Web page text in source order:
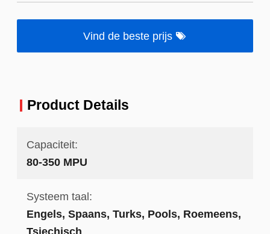
Vind de beste prijs
Product Details
Capaciteit:
80-350 MPU
Systeem taal:
Engels, Spaans, Turks, Pools, Roemeens,
Tsjechisch